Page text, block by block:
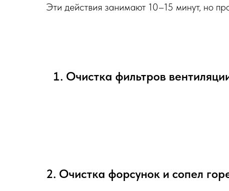
Эти действия занимают 10–15 минут, но
Очистка фильтров
2. Очистка форсунок и сопел